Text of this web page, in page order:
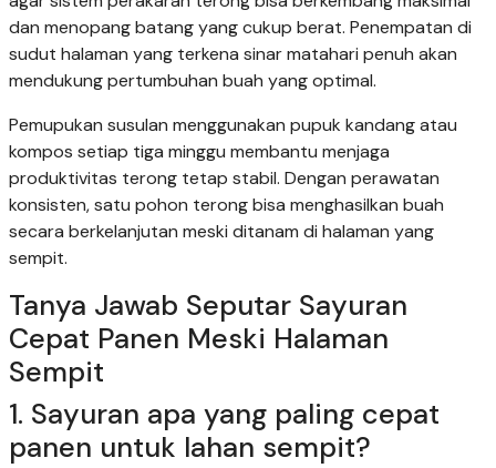
dan menopang batang yang cukup berat. Penempatan di
sudut halaman yang terkena sinar matahari penuh akan
mendukung pertumbuhan buah yang optimal.
Pemupukan susulan menggunakan pupuk kandang atau
kompos setiap tiga minggu membantu menjaga
produktivitas terong tetap stabil. Dengan perawatan
konsisten, satu pohon terong bisa menghasilkan buah
secara berkelanjutan meski ditanam di halaman yang
sempit.
Tanya Jawab Seputar Sayuran
Cepat Panen Meski Halaman
Sempit
1. Sayuran apa yang paling cepat
panen untuk lahan sempit?